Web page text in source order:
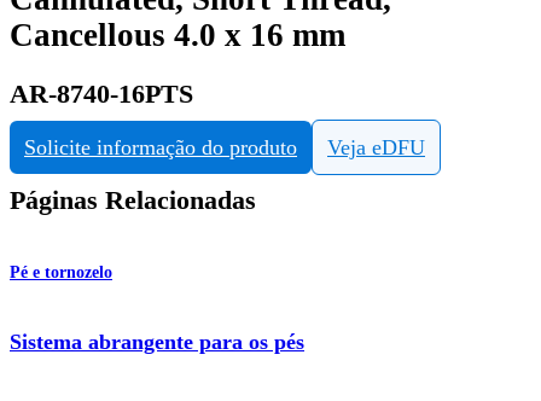
Cancellous 4.0 x 16 mm
AR-8740-16PTS
Solicite informação do produto Veja eDFU
Páginas Relacionadas
Pé e tornozelo
Sistema abrangente para os pés